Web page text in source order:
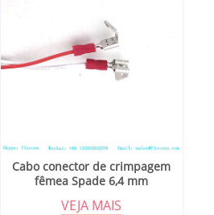
Cabo conector de crimpagem
fêmea Spade 6,4 mm
VEJA MAIS